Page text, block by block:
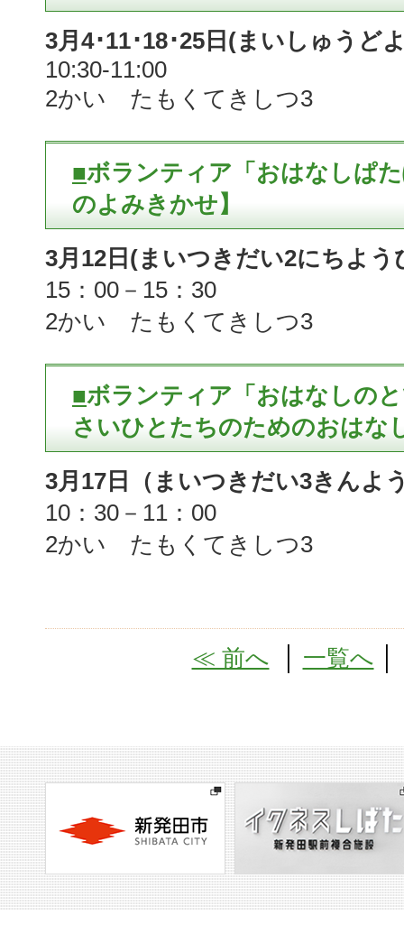
3月4･11･18･25日(まいしゅうど
10:30-11:00
2かい たもくてきしつ3
■ボランティア「おはなしぱ
のよみきかせ】
3月12日(まいつきだい2にちよう
15：00－15：30
2かい たもくてきしつ3
■ボランティア「おはなしの
さいひとたちのためのおはな
3月17日（まいつきだい3きんよ
10：30－11：00
2かい たもくてきしつ3
≪ 前へ 一覧へ